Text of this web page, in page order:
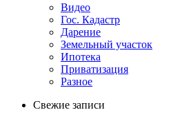
Видео
Гос. Кадастр
Дарение
Земельный участок
Ипотека
Приватизация
Разное
Свежие записи